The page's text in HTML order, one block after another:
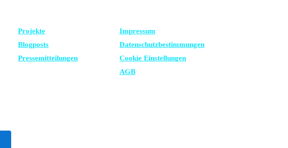
Projekte
Blogposts
Presse­mitteilungen
Impressum
Datenschutz­bestimmungen
Cookie Einstellungen
AGB